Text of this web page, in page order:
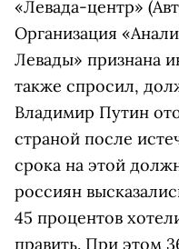
«Левада-центр»
Организация
Левады» признана
также спросил,
Владимир Путин
страной после
срока на этой
россиян
45 процентов
править. При этом